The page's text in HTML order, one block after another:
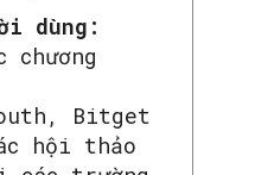
dùng:
chương
Bitget
hội thảo